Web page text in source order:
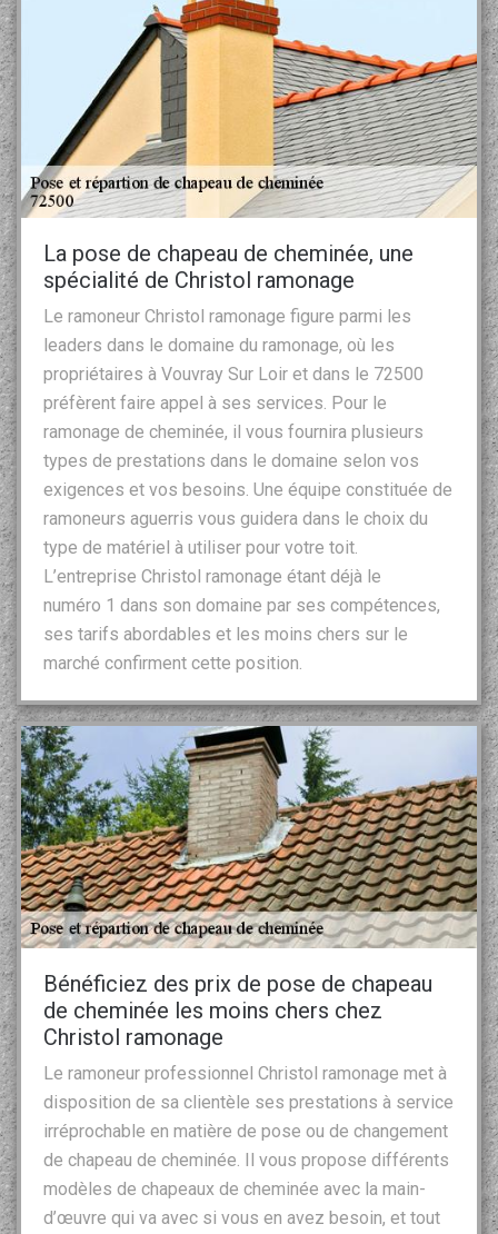
La pose de chapeau de cheminée, une
spécialité de Christol ramonage
Le ramoneur Christol ramonage figure parmi les
leaders dans le domaine du ramonage, où les
propriétaires à Vouvray Sur Loir et dans le 72500
préfèrent faire appel à ses services. Pour le
ramonage de cheminée, il vous fournira plusieurs
types de prestations dans le domaine selon vos
exigences et vos besoins. Une équipe constituée de
ramoneurs aguerris vous guidera dans le choix du
type de matériel à utiliser pour votre toit.
L’entreprise Christol ramonage étant déjà le
numéro 1 dans son domaine par ses compétences,
ses tarifs abordables et les moins chers sur le
marché confirment cette position.
Bénéficiez des prix de pose de chapeau
de cheminée les moins chers chez
Christol ramonage
Le ramoneur professionnel Christol ramonage met à
disposition de sa clientèle ses prestations à service
irréprochable en matière de pose ou de changement
de chapeau de cheminée. Il vous propose différents
modèles de chapeaux de cheminée avec la main-
d’œuvre qui va avec si vous en avez besoin, et tout